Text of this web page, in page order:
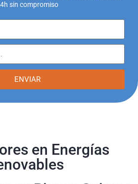
sin compromiso
ENVIAR
en Energías